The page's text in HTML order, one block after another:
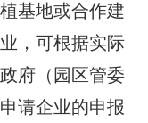
基地或合作建
，可根据实际
府（园区管委
请企业的申报